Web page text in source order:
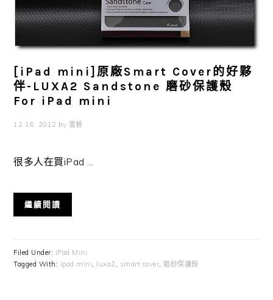
[iPad mini]原廠Smart Cover的好夥
伴-LUXA2 Sandstone 磨砂保護殼
For iPad mini
12 16, 2012 by 雲爸
很多人在買iPad ...
繼續閱讀
Filed Under: iPad Mini
Tagged With: ipad mini, luxa2 , smart cover,磨砂保護殼